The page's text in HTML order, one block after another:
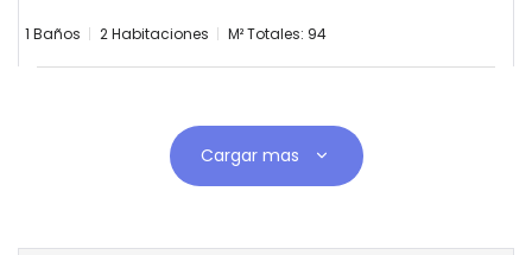
1 Baños 2 Habitaciones M² Totales: 94
Cargar mas